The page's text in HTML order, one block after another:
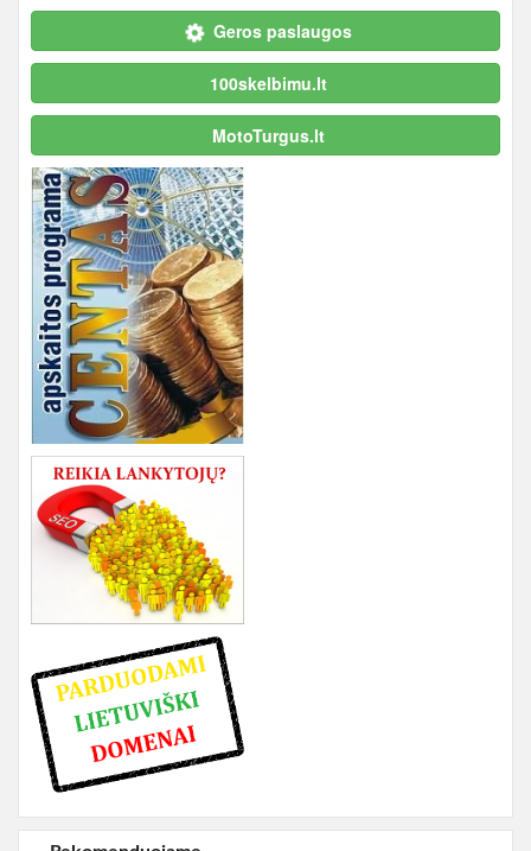
Geros paslaugos
100skelbimu.lt
MotoTurgus.lt